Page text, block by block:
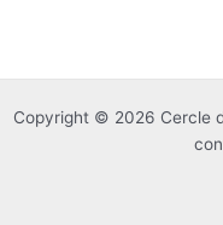
Copyright © 2026 Cercle